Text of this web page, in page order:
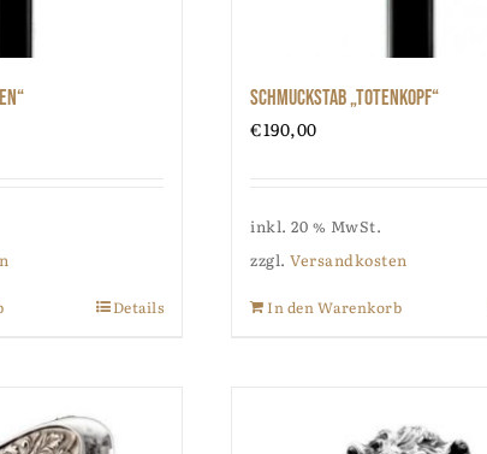
Details
Schmuckstab „Totenkopf“
€190,00
inkl. 20 % MwSt.
zzgl. Versandkosten
In den Warenkorb